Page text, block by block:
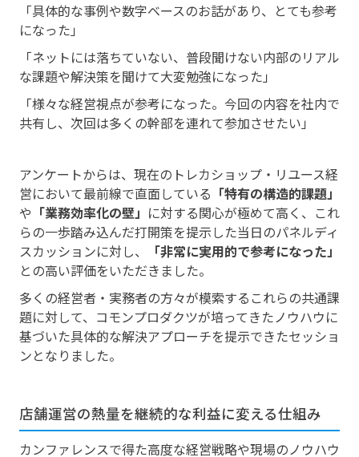
「具体的な事例や数字ベースのお話があり、とても参考
になった」
「ネットには落ちていない、普段聞けない内部のリアル
な課題や解決策を聞けて大変勉強になった」
「様々な経営視点が参考になった。今回の内容を社内で
共有し、次回は多くの幹部を連れて参加させたい」
アンケートからは、現在のトレカショップ・リユース経
営において最前線で直面している 「特有の構造的課題」
や 「業務効率化の壁」 に対する関心が極めて高く、これ
らの一歩踏み込んだ打開策を提示した当日のパネルディ
スカッションに対し、
「非常に実用的で参考になった」
との高い評価をいただきました。
多くの経営者・実務者の方々が模索するこれらの共通課
題に対して、コモンプロダクツが培ってきたノウハウに
基づいた具体的な解決アプローチを提示できたセッショ
ンとなりました。
店舗運営の熱量を継続的な利益に変える仕組み
カンファレンスで得た高度な経営戦略や現場のノウハウ